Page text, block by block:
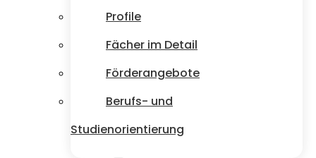
Profile
Fächer im Detail
Förderangebote
Berufs- und
Studienorientierung